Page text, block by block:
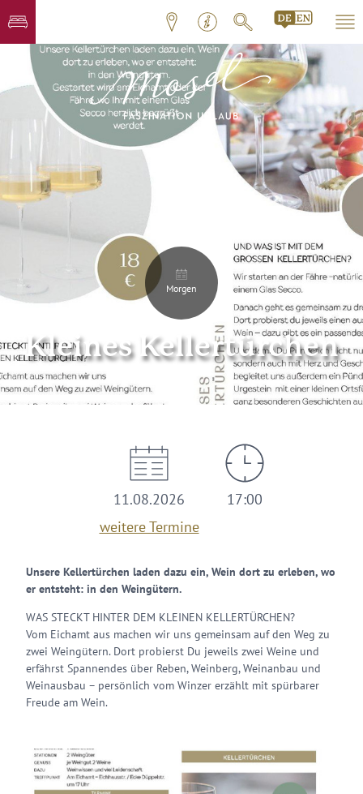
© Zeller Land Tourismus GmbH
Morgen
Kleines Kellertürchen
11.08.2026
weitere Termine
17:00
Unsere Kellertürchen laden dazu ein, Wein dort zu erleben, wo
er entsteht: in den Weingütern.
WAS STECKT HINTER DEM KLEINEN KELLERTÜRCHEN?
Vom Eichamt aus machen wir uns gemeinsam auf den Weg zu
zwei Weingütern. Dort probierst Du jeweils zwei Weine und
erfährst Spannendes über Reben, Weinberg, Weinanbau und
Weinausbau – persönlich vom Winzer erzählt mit spürbarer
Freude am Wein.